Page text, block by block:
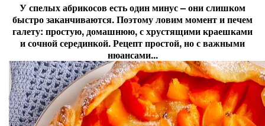
У спелых абрикосов есть один минус – они слишком
быстро заканчиваются. Поэтому ловим момент и печем
галету: простую, домашнюю, с хрустящими краешками
и сочной серединкой. Рецепт простой, но с важными
нюансами...